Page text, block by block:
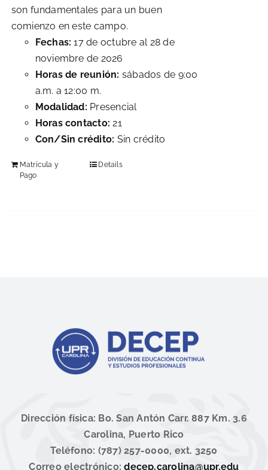
son fundamentales para un buen
comienzo en este campo.
Fechas: 17 de octubre al 28 de
noviembre de 2026
Horas de reunión: sábados de 9:00
a.m. a 12:00 m.
Modalidad: Presencial
Horas contacto: 21
Con/Sin crédito: Sin crédito
Matrícula y
Pago
Details
Dirección física: Bo. San Antón Carr. 887 Km. 3.6
Carolina, Puerto Rico
Teléfono: (787) 257-0000, ext. 3250
Correo electrónico:decep.carolina@upr.edu